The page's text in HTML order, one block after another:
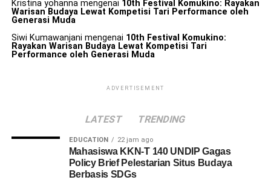
Kristina yohannamengenai 10th Festival Komukino: Rayakan
Warisan Budaya Lewat Kompetisi Tari Performance oleh
Generasi Muda
Siwi Kumawanjani mengenai 10th Festival Komukino:
Rayakan Warisan Budaya Lewat Kompetisi Tari
Performance oleh Generasi Muda
ADVERTISEMENT
LATEST TRENDING
EDUCATION 22 jam ago
Mahasiswa KKN-T 140 UNDIP Gagas
Policy Brief Pelestarian Situs Budaya
Berbasis SDGs